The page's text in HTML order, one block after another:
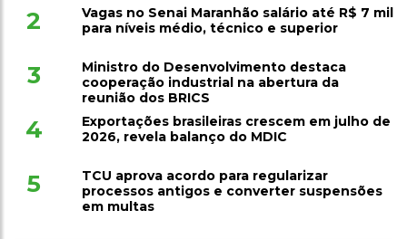
2
Vagas no Senai Maranhão salário até R$ 7 mil
para níveis médio, técnico e superior
3
Ministro do Desenvolvimento destaca
cooperação industrial na abertura da
reunião dos BRICS
4
Exportações brasileiras crescem em julho de
2026, revela balanço do MDIC
5
TCU aprova acordo para regularizar
processos antigos e converter suspensões
em multas